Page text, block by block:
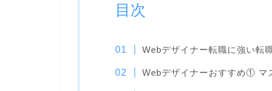
目次
Webデザイナー転職に強い転
Webデザイナーおすすめ① マ